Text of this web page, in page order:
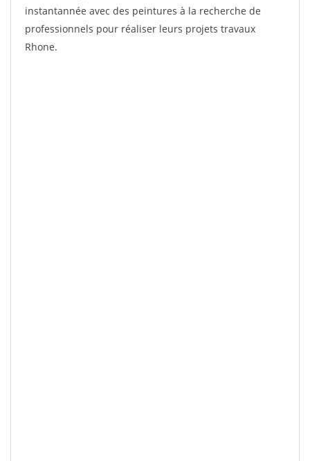
instantannée avec des peintures à la recherche de
professionnels pour réaliser leurs projets travaux
Rhone.